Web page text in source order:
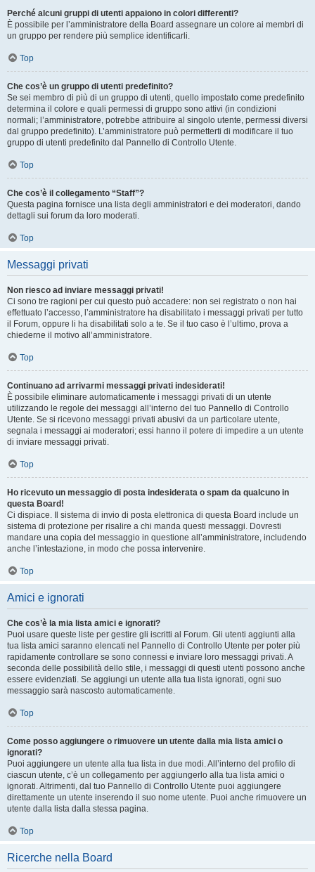
Perché alcuni gruppi di utenti appaiono in colori differenti?
È possibile per l’amministratore della Board assegnare un colore ai membri di
un gruppo per rendere più semplice identificarli.
Top
Che cos’è un gruppo di utenti predefinito?
Se sei membro di più di un gruppo di utenti, quello impostato come predefinito
determina il colore e quali permessi di gruppo sono attivi (in condizioni
normali; l’amministratore, potrebbe attribuire al singolo utente, permessi diversi
dal gruppo predefinito). L’amministratore può permetterti di modificare il tuo
gruppo di utenti predefinito dal Pannello di Controllo Utente.
Top
Che cos’è il collegamento “Staff”?
Questa pagina fornisce una lista degli amministratori e dei moderatori, dando
dettagli sui forum da loro moderati.
Top
Messaggi privati
Non riesco ad inviare messaggi privati!
Ci sono tre ragioni per cui questo può accadere: non sei registrato o non hai
effettuato l’accesso, l’amministratore ha disabilitato i messaggi privati per tutto
il Forum, oppure li ha disabilitati solo a te. Se il tuo caso è l’ultimo, prova a
chiederne il motivo all’amministratore.
Top
Continuano ad arrivarmi messaggi privati indesiderati!
È possibile eliminare automaticamente i messaggi privati ​​di un utente
utilizzando le regole dei messaggi all’interno del tuo Pannello di Controllo
Utente. Se si ricevono messaggi privati ​​abusivi da un particolare utente,
segnala i messaggi ai moderatori; essi hanno il potere di impedire a un utente
di inviare messaggi privati​​.
Top
Ho ricevuto un messaggio di posta indesiderata o spam da qualcuno in
questa Board!
Ci dispiace. Il sistema di invio di posta elettronica di questa Board include un
sistema di protezione per risalire a chi manda questi messaggi. Dovresti
mandare una copia del messaggio in questione all’amministratore, includendo
anche l’intestazione, in modo che possa intervenire.
Top
Amici e ignorati
Che cos’è la mia lista amici e ignorati?
Puoi usare queste liste per gestire gli iscritti al Forum. Gli utenti aggiunti alla
tua lista amici saranno elencati nel Pannello di Controllo Utente per poter più
rapidamente controllare se sono connessi e inviare loro messaggi privati. A
seconda delle possibilità dello stile, i messaggi di questi utenti possono anche
essere evidenziati. Se aggiungi un utente alla tua lista ignorati, ogni suo
messaggio sarà nascosto automaticamente.
Top
Come posso aggiungere o rimuovere un utente dalla mia lista amici o
ignorati?
Puoi aggiungere un utente alla tua lista in due modi. All’interno del profilo di
ciascun utente, c’è un collegamento per aggiungerlo alla tua lista amici o
ignorati. Altrimenti, dal tuo Pannello di Controllo Utente puoi aggiungere
direttamente un utente inserendo il suo nome utente. Puoi anche rimuovere un
utente dalla lista dalla stessa pagina.
Top
Ricerche nella Board